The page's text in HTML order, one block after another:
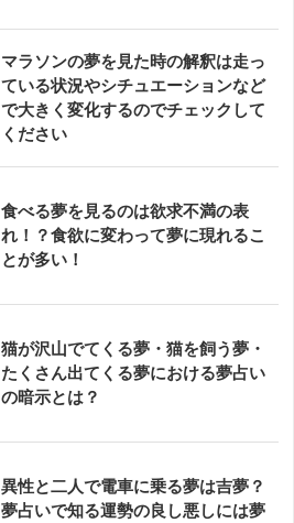
マラソンの夢を見た時の解釈は走っ
ている状況やシチュエーションなど
で大きく変化するのでチェックして
ください
食べる夢を見るのは欲求不満の表
れ！？食欲に変わって夢に現れるこ
とが多い！
猫が沢山でてくる夢・猫を飼う夢・
たくさん出てくる夢における夢占い
の暗示とは？
異性と二人で電車に乗る夢は吉夢？
夢占いで知る運勢の良し悪しには夢